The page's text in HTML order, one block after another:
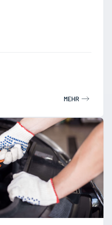
MEHR